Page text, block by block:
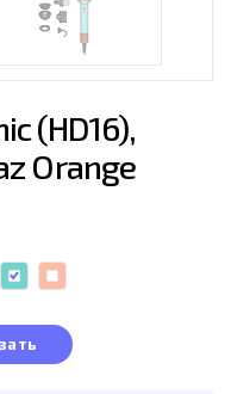
(HD16),
Orange